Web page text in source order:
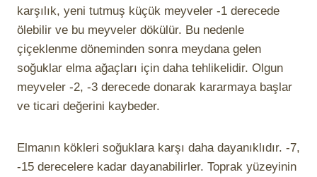
karşılık, yeni tutmuş küçük meyveler -1 derecede
ölebilir ve bu meyveler dökülür. Bu nedenle
çiçeklenme döneminden sonra meydana gelen
soğuklar elma ağaçları için daha tehlikelidir. Olgun
meyveler -2, -3 derecede donarak kararmaya başlar
ve ticari değerini kaybeder.
Elmanın kökleri soğuklara karşı daha dayanıklıdır. -7,
-15 derecelere kadar dayanabilirler. Toprak yüzeyinin